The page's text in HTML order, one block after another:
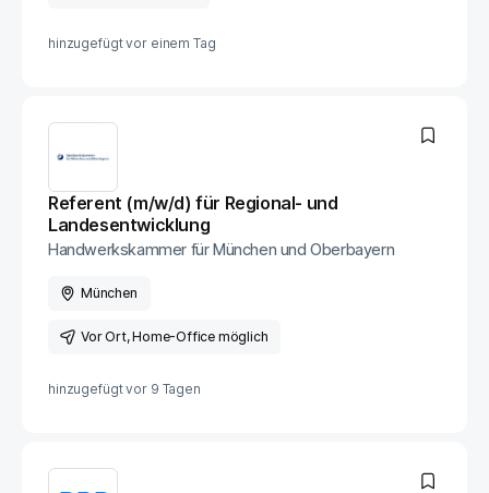
hinzugefügt vor einem Tag
Referent (m/w/d) für Regional- und
Landesentwicklung
Handwerkskammer für München und Oberbayern
München
Vor Ort, Home-Office möglich
hinzugefügt vor 9 Tagen